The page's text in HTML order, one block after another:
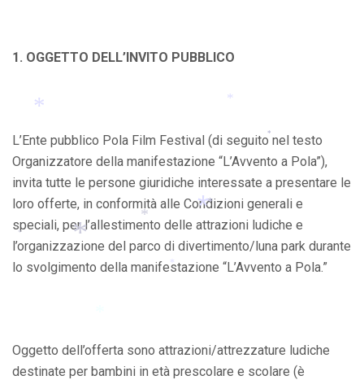
1. OGGETTO DELL’INVITO PUBBLICO
L’Ente pubblico Pola Film Festival (di seguito nel testo
Organizzatore della manifestazione “L’Avvento a Pola”),
invita tutte le persone giuridiche interessate a presentare le
loro offerte, in conformità alle Condizioni generali e
speciali, per l’allestimento delle attrazioni ludiche e
l’organizzazione del parco di divertimento/luna park durante
lo svolgimento della manifestazione “L’Avvento a Pola.”
Oggetto dell’offerta sono attrazioni/attrezzature ludiche
destinate per bambini in età prescolare e scolare (è
*
*
*
*
*
*